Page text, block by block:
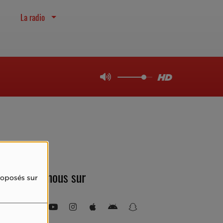
sur
La radio
nous sur